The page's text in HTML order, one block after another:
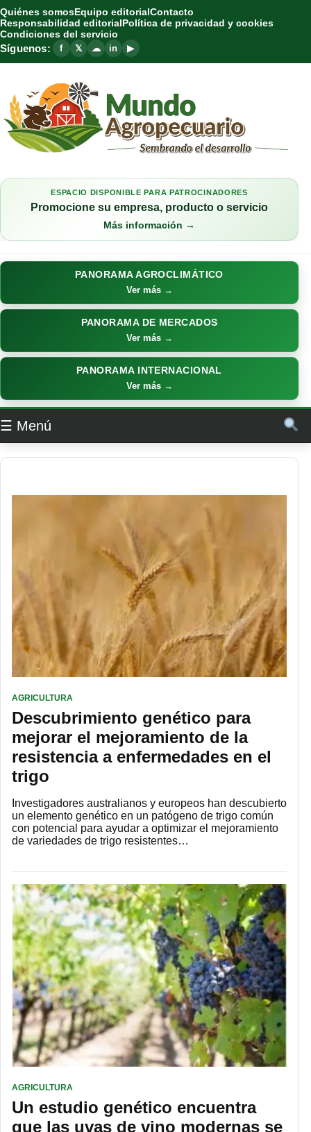
Quiénes somosEquipo editorialContacto
Responsabilidad editorialPolítica de privacidad y cookies
Condiciones del servicio
Síguenos: f 𝕏 ☁ in ▶
ESPACIO DISPONIBLE PARA PATROCINADORES
Promocione su empresa, producto o servicio
Más información →
PANORAMA AGROCLIMÁTICO
Ver más →
PANORAMA DE MERCADOS
Ver más →
PANORAMA INTERNACIONAL
Ver más →
☰ Menú
AGRICULTURA
Descubrimiento genético para
mejorar el mejoramiento de la
resistencia a enfermedades en el
trigo
Investigadores australianos y europeos han descubierto
un elemento genético en un patógeno de trigo común
con potencial para ayudar a optimizar el mejoramiento
de variedades de trigo resistentes…
AGRICULTURA
Un estudio genético encuentra
que las uvas de vino modernas se